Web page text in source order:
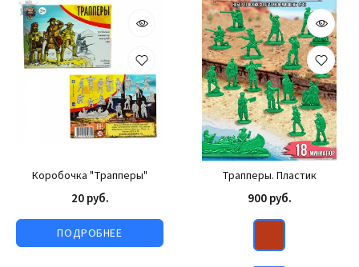
Коробочка "Трапперы"
20 руб.
ПОДРОБНЕЕ
Трапперы. Пластик
900 руб.